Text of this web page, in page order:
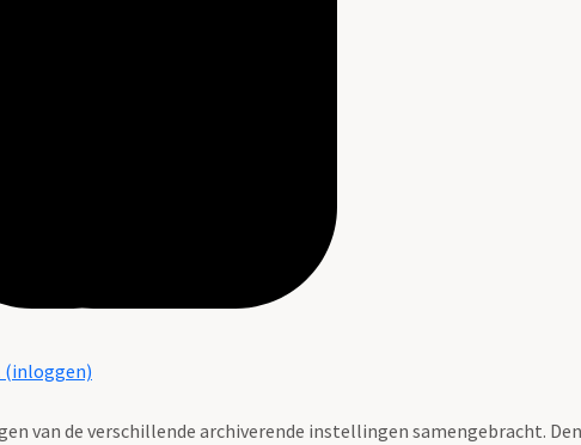
(inloggen)
van de verschillende archiverende instellingen samengebracht.